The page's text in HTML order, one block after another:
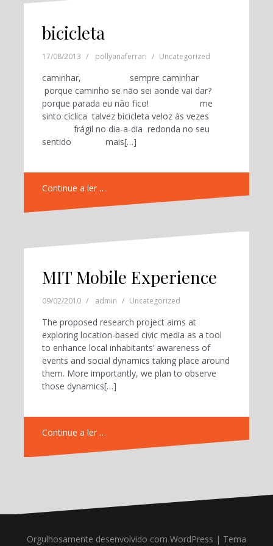
bicicleta
17/08/2013 pollyanaferrari Uncategorized
caminhar, sempre caminhar
porque caminho se não sei aonde vai dar?
porque parada eu não fico! me
sinto cíclica talvez bicicleta veloz às vezes
frágil no dia-a-dia redonda no seu
sentido mais[…]
Continue a ler …
MIT Mobile Experience
09/02/2010 admin Uncategorized
The proposed research project aims at
exploring location-based civic media as a tool
to enhance local inhabitants’ awareness of
events and social dynamics taking place around
them. More importantly, we plan to observe
those dynamics[…]
Continue a ler …
Orgulhosamente desenvolvido com WordPress | Tema